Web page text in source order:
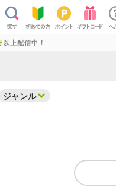
以上配信中！
ジャンル